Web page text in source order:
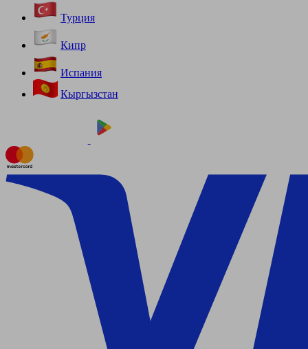
Турция
Кипр
Испания
Кыргызстан